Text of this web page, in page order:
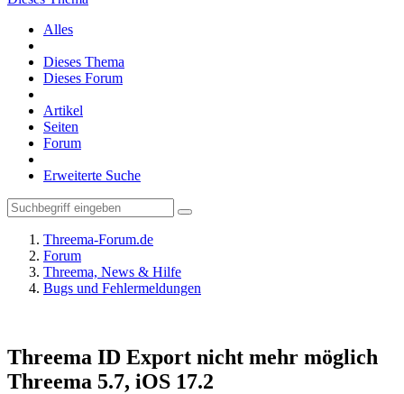
Alles
Dieses Thema
Dieses Forum
Artikel
Seiten
Forum
Erweiterte Suche
Threema-Forum.de
Forum
Threema, News & Hilfe
Bugs und Fehlermeldungen
Threema ID Export nicht mehr möglich
Threema 5.7, iOS 17.2